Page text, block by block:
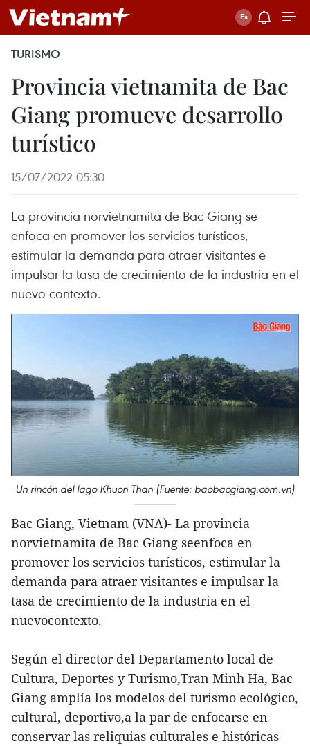
TURISMO
Provincia vietnamita de Bac
Giang promueve desarrollo
turístico
15/07/2022 05:30
La provincia norvietnamita de Bac Giang se
enfoca en promover los servicios turísticos,
estimular la demanda para atraer visitantes e
impulsar la tasa de crecimiento de la industria en el
nuevo contexto.
Un rincón del lago Khuon Than (Fuente: baobacgiang.com.vn)
Bac Giang, Vietnam (VNA)- La provincia
norvietnamita de Bac Giang seenfoca en
promover los servicios turísticos, estimular la
demanda para atraer visitantes e impulsar la
tasa de crecimiento de la industria en el
nuevocontexto.
Según el director del Departamento local de
Cultura, Deportes y Turismo,Tran Minh Ha, Bac
Giang amplía los modelos del turismo ecológico,
cultural, deportivo,a la par de enfocarse en
conservar las reliquias culturales e históricas